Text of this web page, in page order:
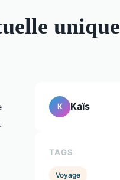
unique
K Kaïs
TAGS
Voyage